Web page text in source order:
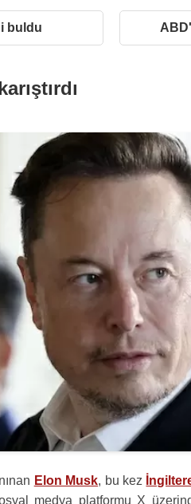
buldu
Elon Musk, bu kez
medya platformu X